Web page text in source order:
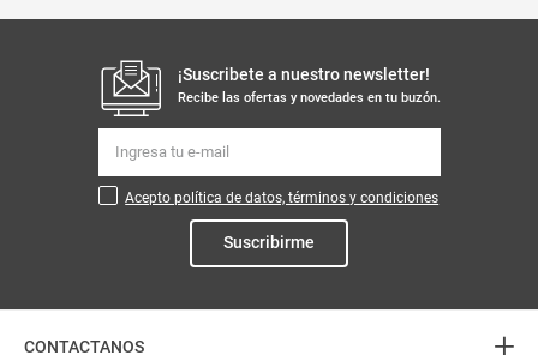
¡Suscribete a nuestro newsletter!
Recibe las ofertas y novedades en tu buzón.
Acepto política de datos, términos y condiciones
Suscribirme
CONTACTANOS